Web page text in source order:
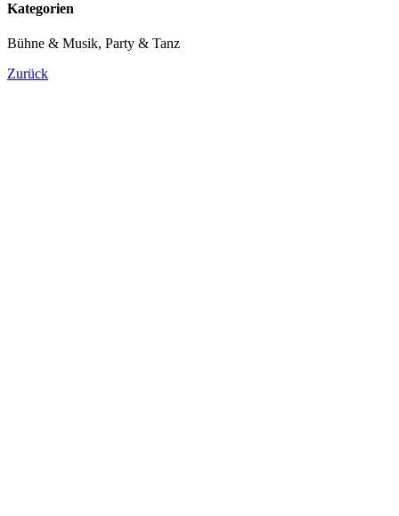
Kategorien
Bühne & Musik, Party & Tanz
Zurück